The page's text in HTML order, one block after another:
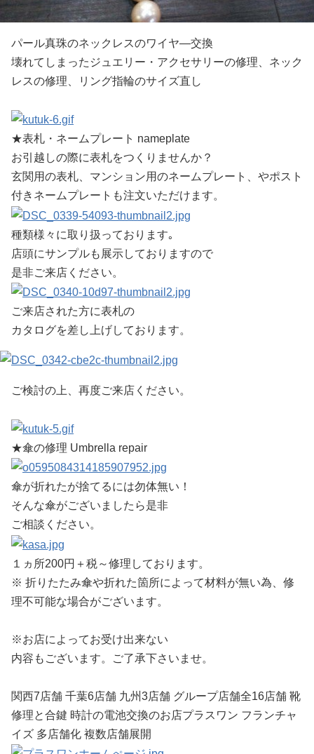
パール真珠のネックレスのワイヤ―交換
壊れてしまったジュエリー・アクセサリーの修理、ネック
レスの修理、リング指輪のサイズ直し
★表札・ネームプレート nameplate
お引越しの際に表札をつくりませんか？
玄関用の表札、マンション用のネームプレート、やポスト
付きネームプレートも注文いただけます。
種類様々に取り扱っております｡
店頭にサンプルも展示しておりますので
是非ご来店ください。
ご来店された方に表札の
カタログを差し上げしております。
ご検討の上、再度ご来店ください。
★傘の修理 Umbrella repair
傘が折れたが捨てるには勿体無い！
そんな傘がございましたら是非
ご相談ください。
１ヵ所200円＋税～修理しております。
※ 折りたたみ傘や折れた箇所によって材料が無い為、修
理不可能な場合がございます。
※お店によってお受け出来ない
内容もございます。ご了承下さいませ。
関西7店舗 千葉6店舗 九州3店舗 グループ店舗全16店舗 靴
修理と合鍵 時計の電池交換のお店プラスワン フランチャ
イズ 多店舗化 複数店舗展開